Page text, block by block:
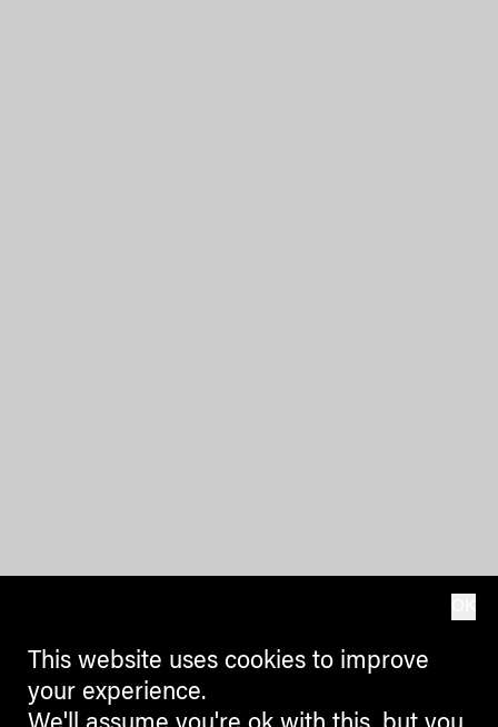
This website uses cookies to improve
your experience.